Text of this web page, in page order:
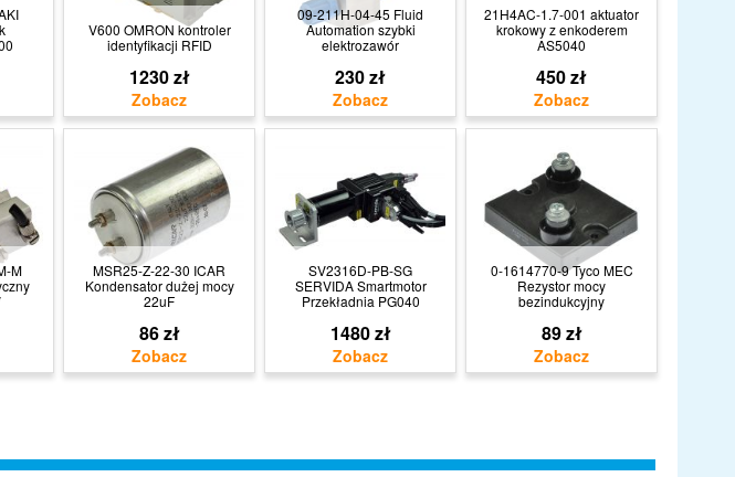
V600 OMRON kontroler
identyfikacji RFID
1230 zł
09-211H-04-45 Fluid
Automation szybki
elektrozawór
230 zł
21H4AC-1.7-001 aktuator
krokowy z enkoderem
AS5040
450 zł
M
MSR25-Z-22-30 ICAR
Kondensator dużej mocy
22uF
86 zł
SV2316D-PB-SG
SERVIDA Smartmotor
Przekładnia PG040
1480 zł
0-1614770-9 Tyco MEC
Rezystor mocy
bezindukcyjny
89 zł